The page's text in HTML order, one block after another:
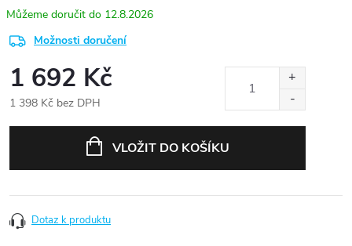
12.8.2026
Možnosti doručení
1 692 Kč
1 398 Kč bez DPH
VLOŽIT DO KOŠÍKU
Dotaz k produktu